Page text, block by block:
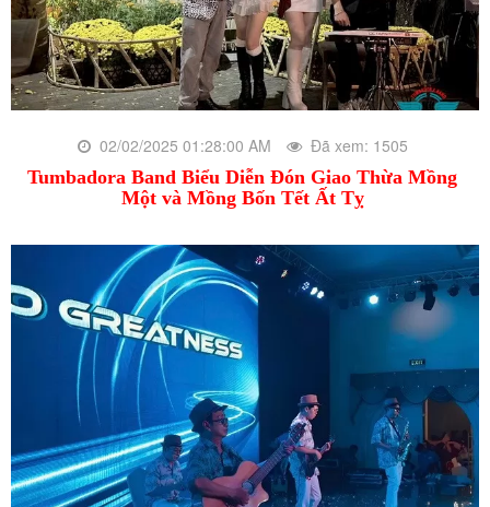
02/02/2025 01:28:00 AM Đã xem: 1505
Tumbadora Band Biểu Diễn Đón Giao Thừa Mồng
Một và Mồng Bốn Tết Ất Tỵ